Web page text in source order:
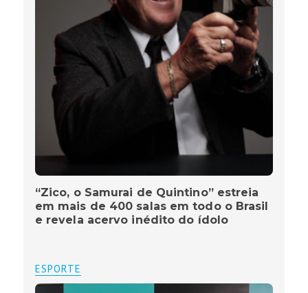
“Zico, o Samurai de Quintino” estreia
em mais de 400 salas em todo o Brasil
e revela acervo inédito do ídolo
ESPORTE